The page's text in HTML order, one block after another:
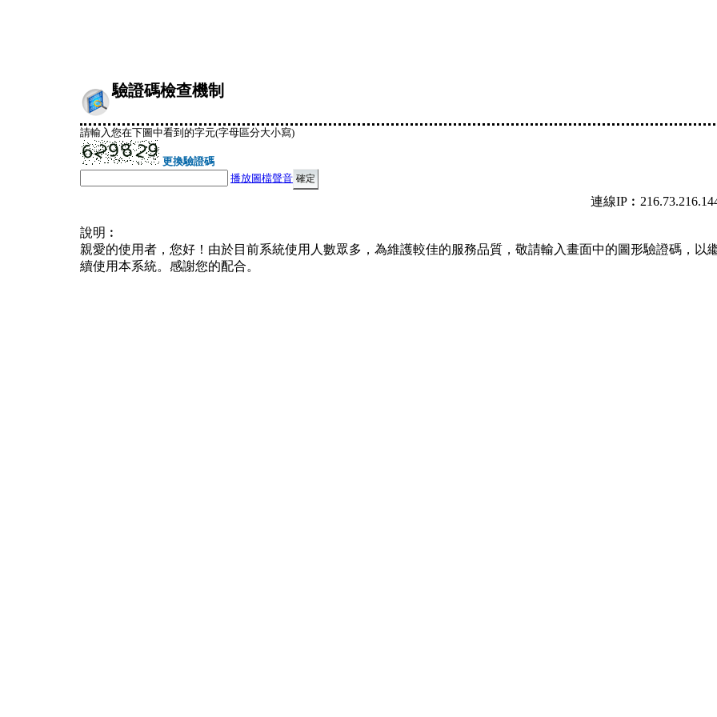
驗證碼檢查機制
請輸入您在下圖中看到的字元(字母區分大小寫)
更換驗證碼
播放圖檔聲音
連線
說明︰
親愛的使用者，您好！由於目前系統使用人數眾多，為維護較佳的服務品質，敬請輸入畫面中的圖形驗證碼，以
續使用本系統。感謝您的配合。